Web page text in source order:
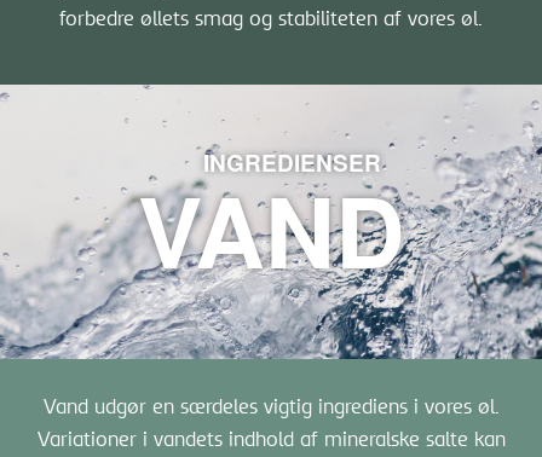
forbedre øllets smag og stabiliteten af vores øl.
INGREDIENSER
VAND
Vand udgør en særdeles vigtig ingrediens i vores øl.
Variationer i vandets indhold af mineralske salte kan